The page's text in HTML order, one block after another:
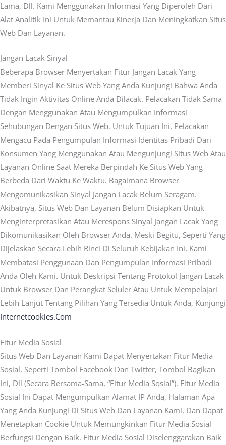
Lama, Dll. Kami Menggunakan Informasi Yang Diperoleh Dari
Alat Analitik Ini Untuk Memantau Kinerja Dan Meningkatkan Situs
Web Dan Layanan.
Jangan Lacak Sinyal
Beberapa Browser Menyertakan Fitur Jangan Lacak Yang
Memberi Sinyal Ke Situs Web Yang Anda Kunjungi Bahwa Anda
Tidak Ingin Aktivitas Online Anda Dilacak. Pelacakan Tidak Sama
Dengan Menggunakan Atau Mengumpulkan Informasi
Sehubungan Dengan Situs Web. Untuk Tujuan Ini, Pelacakan
Mengacu Pada Pengumpulan Informasi Identitas Pribadi Dari
Konsumen Yang Menggunakan Atau Mengunjungi Situs Web Atau
Layanan Online Saat Mereka Berpindah Ke Situs Web Yang
Berbeda Dari Waktu Ke Waktu. Bagaimana Browser
Mengomunikasikan Sinyal Jangan Lacak Belum Seragam.
Akibatnya, Situs Web Dan Layanan Belum Disiapkan Untuk
Menginterpretasikan Atau Merespons Sinyal Jangan Lacak Yang
Dikomunikasikan Oleh Browser Anda. Meski Begitu, Seperti Yang
Dijelaskan Secara Lebih Rinci Di Seluruh Kebijakan Ini, Kami
Membatasi Penggunaan Dan Pengumpulan Informasi Pribadi
Anda Oleh Kami. Untuk Deskripsi Tentang Protokol Jangan Lacak
Untuk Browser Dan Perangkat Seluler Atau Untuk Mempelajari
Lebih Lanjut Tentang Pilihan Yang Tersedia Untuk Anda, Kunjungi
Internetcookies.com
Fitur Media Sosial
Situs Web Dan Layanan Kami Dapat Menyertakan Fitur Media
Sosial, Seperti Tombol Facebook Dan Twitter, Tombol Bagikan
Ini, Dll (secara Bersama-Sama, “Fitur Media Sosial”). Fitur Media
Sosial Ini Dapat Mengumpulkan Alamat IP Anda, Halaman Apa
Yang Anda Kunjungi Di Situs Web Dan Layanan Kami, Dan Dapat
Menetapkan Cookie Untuk Memungkinkan Fitur Media Sosial
Berfungsi Dengan Baik. Fitur Media Sosial Diselenggarakan Baik